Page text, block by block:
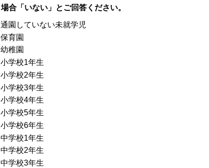
場合「いない」とご回答ください。
通園していない未就学児
保育園
幼稚園
小学校1年生
小学校2年生
小学校3年生
小学校4年生
小学校5年生
小学校6年生
中学校1年生
中学校2年生
中学校3年生